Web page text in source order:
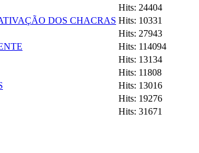
Hits: 24404
DOS CHACRAS Hits: 10331
Hits: 27943
Hits: 114094
Hits: 13134
Hits: 11808
Hits: 13016
Hits: 19276
Hits: 31671